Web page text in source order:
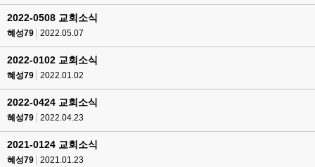
2022-0508 교회소식
혜성79 2022.05.07
2022-0102 교회소식
혜성79 2022.01.02
2022-0424 교회소식
혜성79 2022.04.23
2021-0124 교회소식
혜성79 2021.01.23